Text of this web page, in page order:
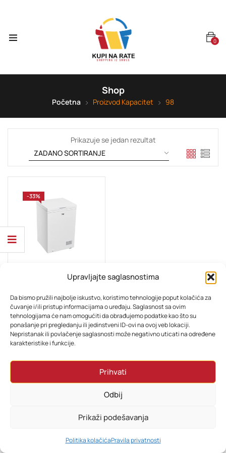
Upravljajte saglasnostima
Da bismo pružili najbolje iskustvo, koristimo tehnologije poput kolačića za
čuvanje i/ili pristup informacijama o uređaju. Saglasnost sa ovim
tehnologijama će nam omogućiti da obrađujemo podatke kao što su
ponašanje pri pregledanju ili jedinstveni ID-ovi na ovoj veb lokaciji.
Nepristanak ili povlačenje saglasnosti može negativno uticati na određene
karakteristike i funkcije.
Prihvati
Odbij
Prikaži podešavanja
Politika kolačićaPravila privatnosti
0
Shop
Početna Proizvod Kapacitet 98
Prikazuje se jedan rezultat
-33%
526,80KM 421,44KM
PRETRAŽI KORPA MOJ RAČUN